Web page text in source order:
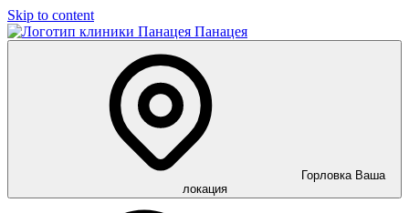
Skip to content
Панацея
Горловка Ваша
локация